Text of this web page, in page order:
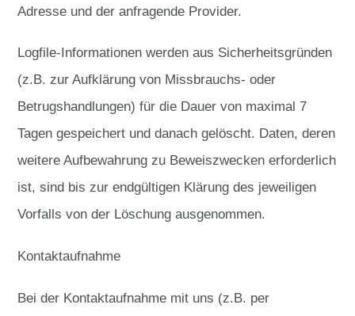
Adresse und der anfragende Provider.
Logfile-Informationen werden aus Sicherheitsgründen
(z.B. zur Aufklärung von Missbrauchs- oder
Betrugshandlungen) für die Dauer von maximal 7
Tagen gespeichert und danach gelöscht. Daten, deren
weitere Aufbewahrung zu Beweiszwecken erforderlich
ist, sind bis zur endgültigen Klärung des jeweiligen
Vorfalls von der Löschung ausgenommen.
Kontaktaufnahme
Bei der Kontaktaufnahme mit uns (z.B. per